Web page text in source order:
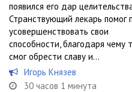
появился его дар
Странствующий лекарь помог
усовершенствовать свои
способности, благодаря чему
смог обрести славу и...
Игорь Князев
30 часов 1 минута